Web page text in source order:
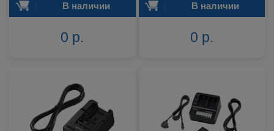
В наличии
0 р.
В наличии
0 р.